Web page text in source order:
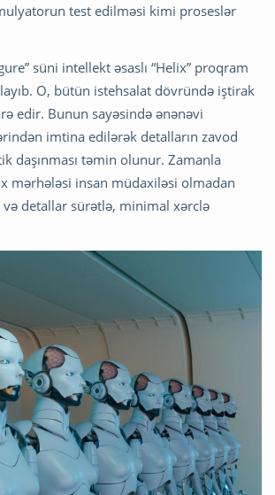
test edilməsi kimi proseslər
süni intellekt əsaslı “Helix” proqram
O, bütün istehsalat dövründə iştirak
edir. Bunun sayəsində ənənəvi
imtina edilərək detalların zavod
daşınması təmin olunur. Zamanla
mərhələsi insan müdaxiləsi olmadan
və detallar sürətlə, minimal xərclə